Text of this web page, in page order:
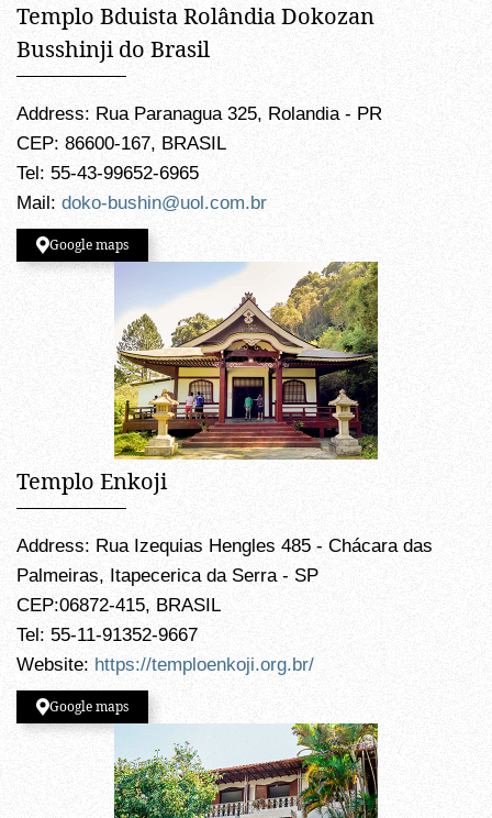
Templo Bduista Rolândia Dokozan
Busshinji do Brasil
Address: Rua Paranagua 325, Rolandia - PR
CEP: 86600-167, BRASIL
Tel: 55-43-99652-6965
Mail: doko-bushin@uol.com.br
Google maps
Templo Enkoji
Address: Rua Izequias Hengles 485 - Chácara das
Palmeiras, Itapecerica da Serra - SP
CEP:06872-415, BRASIL
Tel: 55-11-91352-9667
Website: https://temploenkoji.org.br/
Google maps